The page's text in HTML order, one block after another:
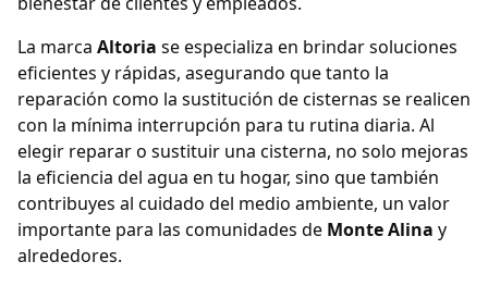
La marca Altoria se especializa en brindar soluciones
eficientes y rápidas, asegurando que tanto la
reparación como la sustitución de cisternas se realicen
con la mínima interrupción para tu rutina diaria. Al
elegir reparar o sustituir una cisterna, no solo mejoras
la eficiencia del agua en tu hogar, sino que también
contribuyes al cuidado del medio ambiente, un valor
importante para las comunidades de Monte Alina y
alrededores.